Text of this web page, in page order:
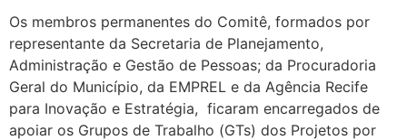
Os membros permanentes do Comitê, formados por
representante da Secretaria de Planejamento,
Administração e Gestão de Pessoas; da Procuradoria
Geral do Município, da EMPREL e da Agência Recife
para Inovação e Estratégia, ficaram encarregados de
apoiar os Grupos de Trabalho (GTs) dos Projetos por